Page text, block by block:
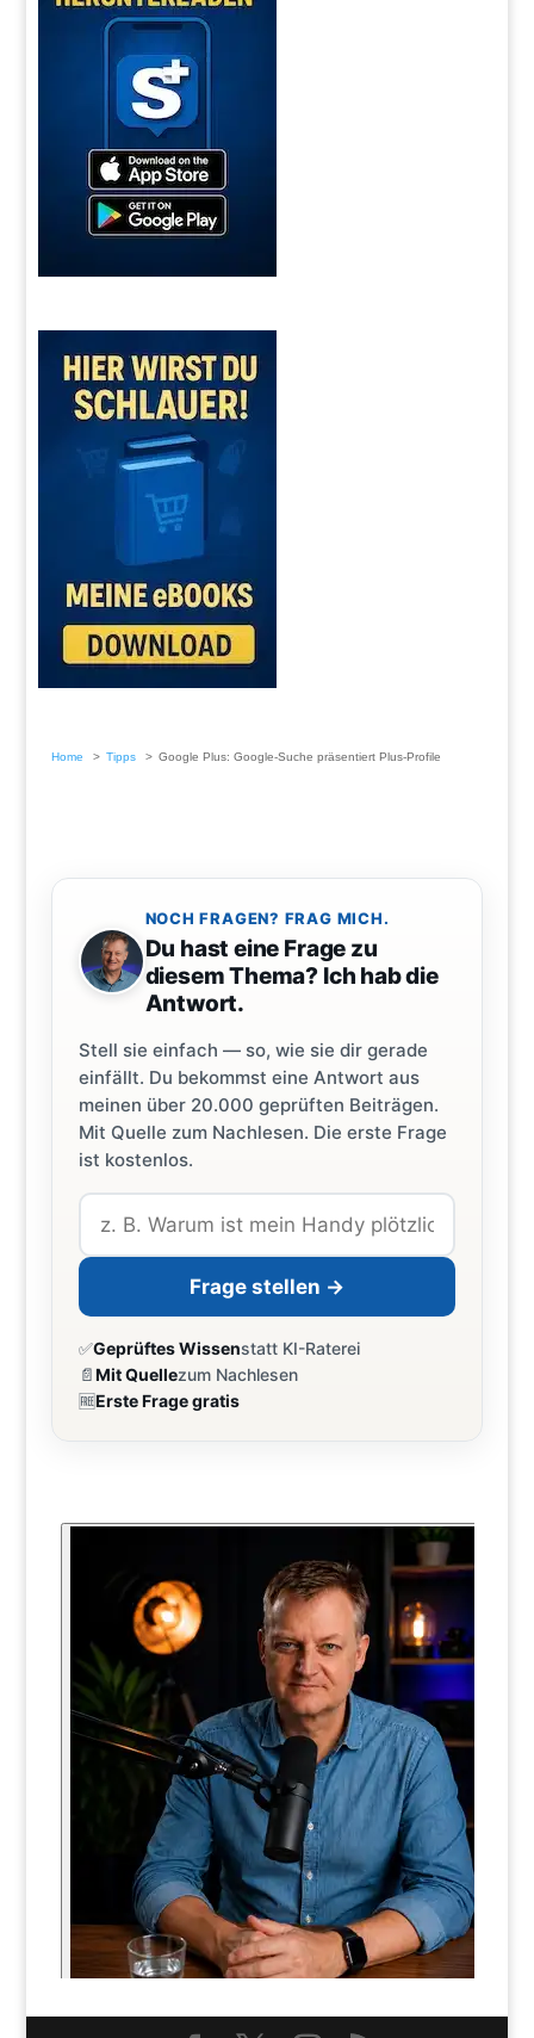
Home Tipps Google Plus: Google-Suche präsentiert Plus-Profile
NOCH FRAGEN? FRAG MICH.
Du hast eine Frage zu
diesem Thema? Ich hab die
Antwort.
Stell sie einfach — so, wie sie dir gerade
einfällt. Du bekommst eine Antwort aus
meinen über 20.000 geprüften Beiträgen.
Mit Quelle zum Nachlesen. Die erste Frage
ist kostenlos.
Frage stellen →
✅Geprüftes Wissenstatt KI-Raterei
📄Mit Quellezum Nachlesen
🆓Erste Frage gratis